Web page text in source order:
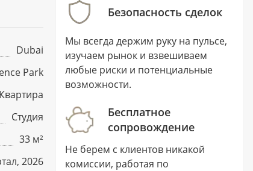
Dubai
Park
Квартира
Студия
33 м²
2026
Безопасность сделок
Мы всегда держим руку на пульсе,
изучаем рынок и взвешиваем
любые риски и потенциальные
возможности.
Бесплатное
сопровождение
Не берем с клиентов никакой
комиссии, работая по